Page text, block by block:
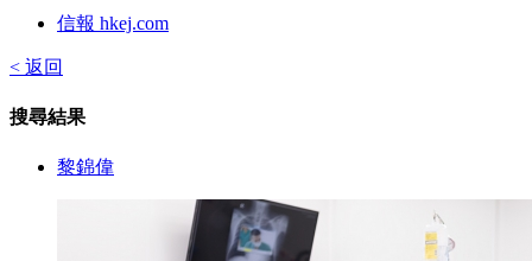
信報 hkej.com
< 返回
搜尋結果
黎錦偉